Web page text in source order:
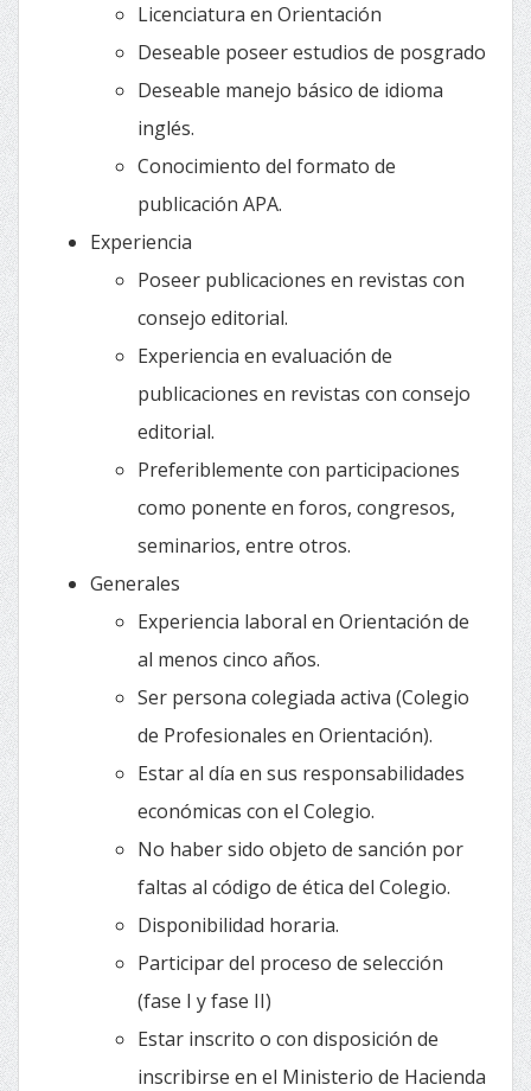
Licenciatura en Orientación
Deseable poseer estudios de posgrado
Deseable manejo básico de idioma
inglés.
Conocimiento del formato de
publicación APA.
Experiencia
Poseer publicaciones en revistas con
consejo editorial.
Experiencia en evaluación de
publicaciones en revistas con consejo
editorial.
Preferiblemente con participaciones
como ponente en foros, congresos,
seminarios, entre otros.
Generales
Experiencia laboral en Orientación de
al menos cinco años.
Ser persona colegiada activa (Colegio
de Profesionales en Orientación).
Estar al día en sus responsabilidades
económicas con el Colegio.
No haber sido objeto de sanción por
faltas al código de ética del Colegio.
Disponibilidad horaria.
Participar del proceso de selección
(fase I y fase II)
Estar inscrito o con disposición de
inscribirse en el Ministerio de Hacienda